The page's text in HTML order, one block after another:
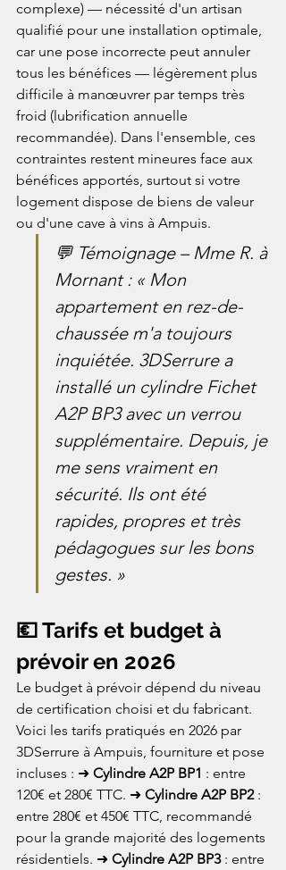
complexe) — nécessité d'un artisan
qualifié pour une installation optimale,
car une pose incorrecte peut annuler
tous les bénéfices — légèrement plus
difficile à manœuvrer par temps très
froid (lubrification annuelle
recommandée). Dans l'ensemble, ces
contraintes restent mineures face aux
bénéfices apportés, surtout si votre
logement dispose de biens de valeur
ou d'une cave à vins à Ampuis.
💬 Témoignage – Mme R. à
Mornant : « Mon
appartement en rez-de-
chaussée m'a toujours
inquiétée. 3DSerrure a
installé un cylindre Fichet
A2P BP3 avec un verrou
supplémentaire. Depuis, je
me sens vraiment en
sécurité. Ils ont été
rapides, propres et très
pédagogues sur les bons
gestes. »
💶 Tarifs et budget à
prévoir en 2026
Le budget à prévoir dépend du niveau
de certification choisi et du fabricant.
Voici les tarifs pratiqués en 2026 par
3DSerrure à Ampuis, fourniture et pose
incluses : ➜ Cylindre A2P BP1 : entre
120€ et 280€ TTC. ➜ Cylindre A2P BP2 :
entre 280€ et 450€ TTC, recommandé
pour la grande majorité des logements
résidentiels. ➜ Cylindre A2P BP3 : entre